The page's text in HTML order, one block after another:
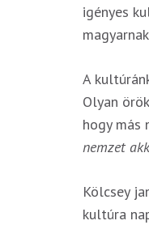
igényes
A
Olyan
hogy más
nemzet
Kölcsey
kultúra